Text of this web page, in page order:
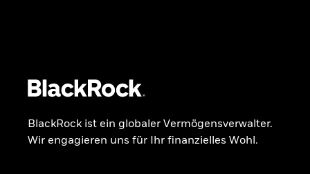
INSIDE THE MARKET
BlackRock ist ein globaler Vermögensverwalter.
Wir engagieren uns für Ihr finanzielles Wohl.